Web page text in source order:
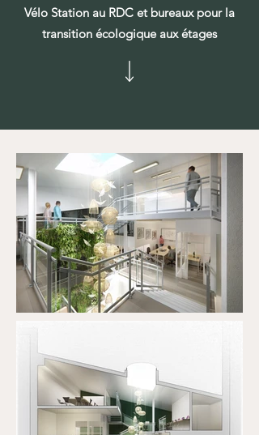
Vélo Station au RDC et bureaux pour la
transition écologique aux étages